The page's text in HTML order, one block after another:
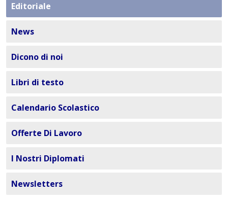
Editoriale
News
Dicono di noi
Libri di testo
Calendario Scolastico
Offerte Di Lavoro
I Nostri Diplomati
Newsletters